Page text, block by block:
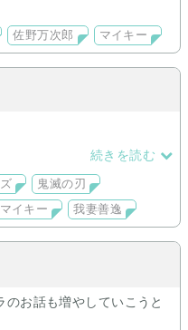
佐野万次郎 マイキー
続きを読む
鬼滅の刃
マイキー 我妻善逸
お話も増やしていこうと